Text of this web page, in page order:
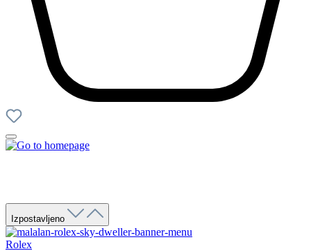
Izpostavljeno
Rolex